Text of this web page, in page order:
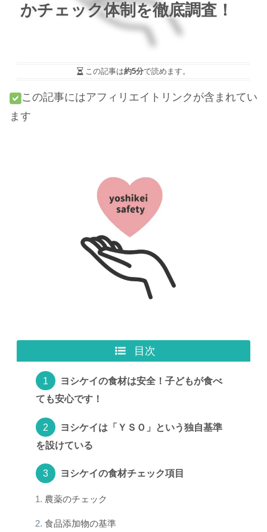
かチェック体制を徹底調査！
この記事は約5分で読めます。
この記事にはアフィリエイトリンクが含まれてい
ます
目次
ヨシケイの食材は安全！子どもが食べ
ても安心です！
ヨシケイは「ＹＳＯ」という独自基準
を設けている
ヨシケイの食材チェック項目
農薬のチェック
食品添加物の基準